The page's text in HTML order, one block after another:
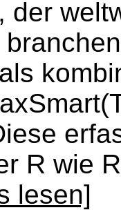
der
R wie
lesen]